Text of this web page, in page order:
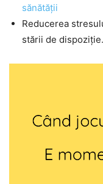
sănătății
Reducerea
stării de dispoziție.